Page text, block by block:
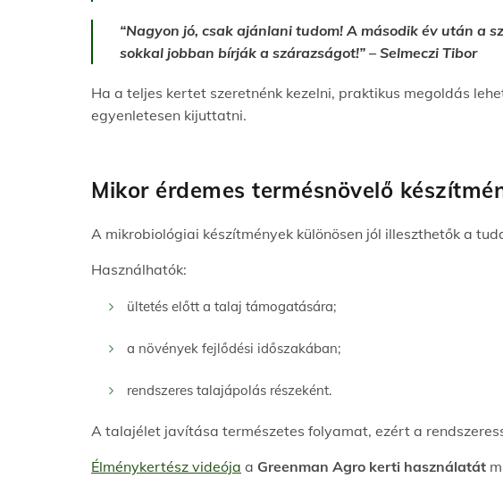
“Nagyon jó, csak ajánlani tudom! A második év után a
sokkal jobban bírják a szárazságot!” – Selmeczi Tibor
Ha a teljes kertet szeretnénk kezelni, praktikus megoldás
egyenletesen kijuttatni.
Mikor érdemes termésnövelő
A mikrobiológiai készítmények különösen jól illeszthetők a
Használhatók:
ültetés előtt a talaj támogatására;
a növények fejlődési időszakában;
rendszeres talajápolás részeként.
A talajélet javítása természetes folyamat, ezért a
Élménykertész videója a Greenman Agro kerti használatát